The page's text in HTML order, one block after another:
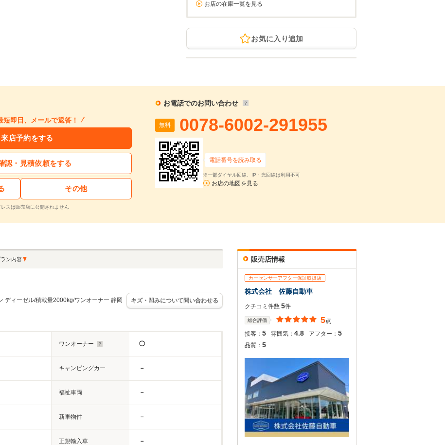
お店の在庫一覧を見る
お気に入り追加
短即日、メールで返答！
来店予約をする
認・見積依頼をする
その他
スは販売店に公開されません
お電話でのお問い合わせ
無料 0078-6002-291955
電話番号を読み取る
※一部ダイヤル回線、IP・光回線は利用不可
お店の地図を見る
ン内容
ディーゼル/積載量2000kg/ワンオーナー 静岡
キズ・凹みについて問い合わせる
ワンオーナー ◯
キャンピングカー －
福祉車両 －
新車物件 －
正規輸入車 －
販売店情報
カーセンサーアフター保証取扱店
株式会社 佐藤自動車
クチコミ件数 5件
総合評価 5点
接客： 5 雰囲気： 4.8 アフター： 5
品質： 5
割賦販売価格： 309.8万円
利息分：
支払回数：
72回
1回目
41,078円
2回目以降
ボーナス月
入力された条件で算出した概算金額となります。お支払い金額の目安としてご利用ください。
ーン金利は参考値です。実店舗での金利は異なる場合があります。
するお問い合わせ
支払総額
249.6
車両本体価格 年式 走行距離
在庫確認・見積依頼
再シミュレーションする